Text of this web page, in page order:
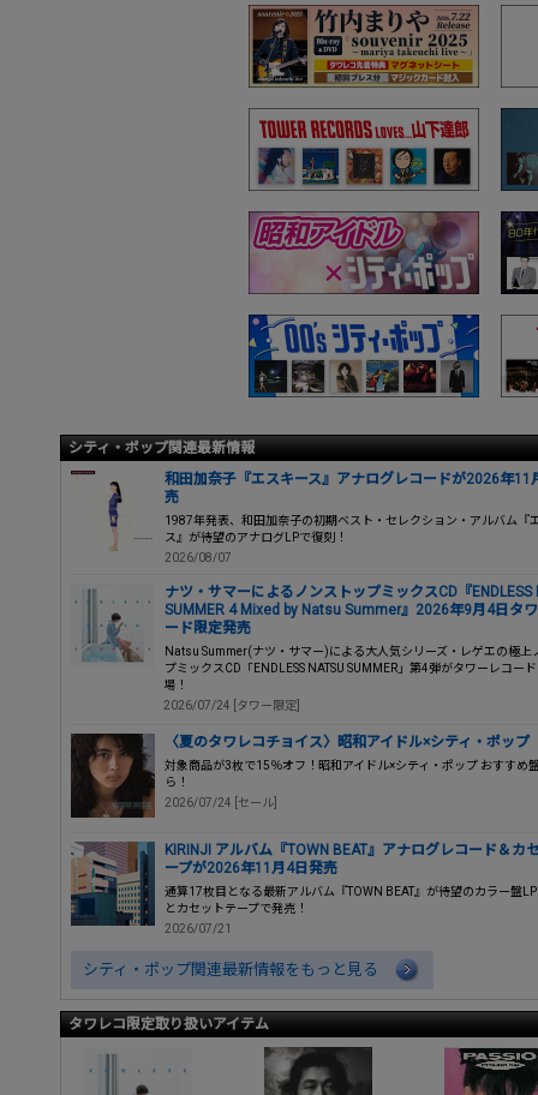
シティ・ポップ関連最新情報
和田加奈子『エスキース』アナログレコードが2026年11
売
1987年発表、和田加奈子の初期ベスト・セレクション・アルバム『
ス』が待望のアナログLPで復刻！
2026/08/07
ナツ・サマーによるノンストップミックスCD『ENDLESS
SUMMER 4 Mixed by Natsu Summer』2026年9月4日タ
ード限定発売
Natsu Summer(ナツ・サマー)による大人気シリーズ・レゲエの極上
プミックスCD「ENDLESS NATSU SUMMER」第4弾がタワーレコー
場！
2026/07/24 [タワー限定]
〈夏のタワレコチョイス〉昭和アイドル×シティ・ポップ
対象商品が3枚で15％オフ！昭和アイドル×シティ・ポップ おすすめ
ら！
2026/07/24 [セール]
KIRINJI アルバム『TOWN BEAT』アナログレコード＆カ
ープが2026年11月4日発売
通算17枚目となる最新アルバム『TOWN BEAT』が待望のカラー盤
とカセットテープで発売！
2026/07/21
シティ・ポップ関連最新情報をもっと見る
タワレコ限定取り扱いアイテム